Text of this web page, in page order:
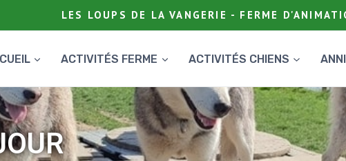
LES LOUPS DE LA VANGERIE - FERME
ACTIVITÉS FERME ACTIVITÉS CHIENS